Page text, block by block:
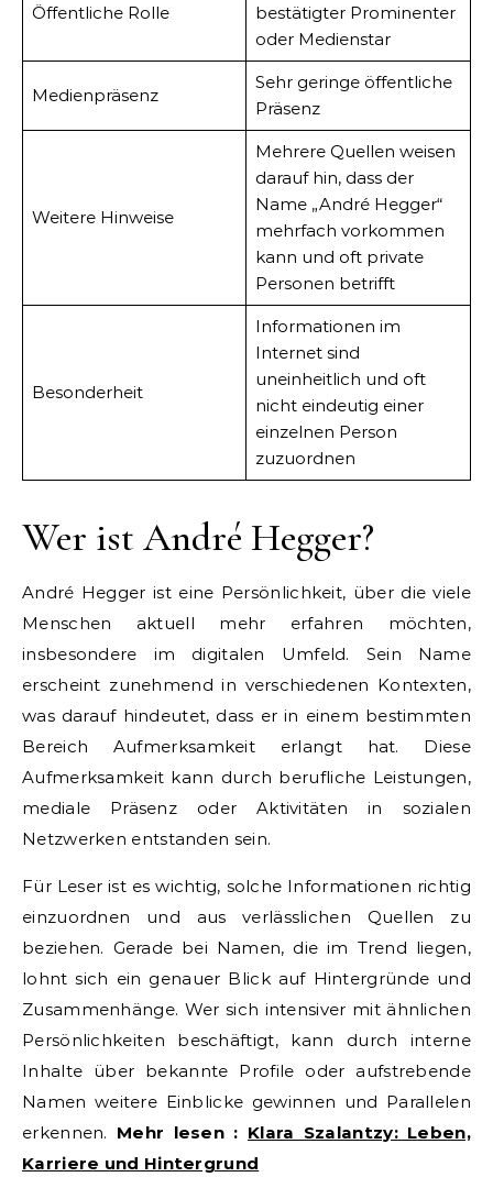
Öffentliche Rolle
bestätigter Prominenter
oder Medienstar
Medienpräsenz
Sehr geringe öffentliche
Präsenz
Weitere Hinweise
Mehrere Quellen weisen
darauf hin, dass der
Name „André Hegger“
mehrfach vorkommen
kann und oft private
Personen betrifft
Besonderheit
Informationen im
Internet sind
uneinheitlich und oft
nicht eindeutig einer
einzelnen Person
zuzuordnen
Wer ist André Hegger?
André Hegger ist eine Persönlichkeit, über die viele
Menschen aktuell mehr erfahren möchten,
insbesondere im digitalen Umfeld. Sein Name
erscheint zunehmend in verschiedenen Kontexten,
was darauf hindeutet, dass er in einem bestimmten
Bereich Aufmerksamkeit erlangt hat. Diese
Aufmerksamkeit kann durch berufliche Leistungen,
mediale Präsenz oder Aktivitäten in sozialen
Netzwerken entstanden sein.
Für Leser ist es wichtig, solche Informationen richtig
einzuordnen und aus verlässlichen Quellen zu
beziehen. Gerade bei Namen, die im Trend liegen,
lohnt sich ein genauer Blick auf Hintergründe und
Zusammenhänge. Wer sich intensiver mit ähnlichen
Persönlichkeiten beschäftigt, kann durch interne
Inhalte über bekannte Profile oder aufstrebende
Namen weitere Einblicke gewinnen und Parallelen
erkennen. Mehr lesen : Klara Szalantzy: Leben,
Karriere und Hintergrund